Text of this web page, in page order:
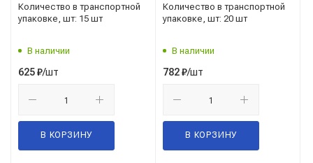
Количество в транспортной
упаковке, шт: 15 шт
В наличии
625₽/шт
В КОРЗИНУ
Количество в транспортной
упаковке, шт: 20 шт
В наличии
782₽/шт
В КОРЗИНУ